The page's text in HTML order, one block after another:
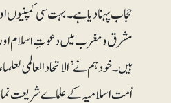
حجاب پہنا دیا ہے۔ بہت سی کمپنیوں
مشرق و مغرب میں دعوتِ اسلام
ہیں۔ خود ہم نے ’الاتحاد العالمی
اُمت اسلامیہ کے علماے شریعت